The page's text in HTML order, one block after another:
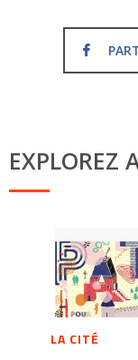
EXPLOREZ
LA CITÉ